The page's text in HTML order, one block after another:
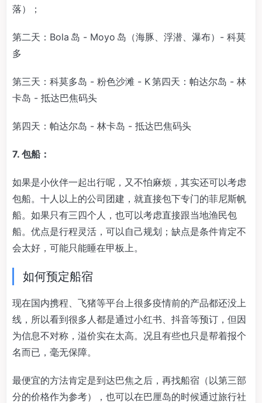
落）；
第二天：Bola 岛 - Moyo 岛（海豚、浮潜、瀑布）- 科莫
多
第三天：科莫多岛 - 粉色沙滩 - K 第四天：帕达尔岛 - 林
卡岛 - 抵达巴焦码头
第四天：帕达尔岛 - 林卡岛 - 抵达巴焦码头
7. 包船：
如果是小伙伴一起出行呢，又不怕麻烦，其实还可以考虑
包船。十人以上的公司团建，就直接包下专门的菲尼斯帆
船。如果只有三四个人，也可以考虑直接跟当地渔民包
船。优点是行程灵活，可以自己规划；缺点是条件肯定不
会太好，可能只能睡在甲板上。
如何预定船宿
现在国内携程、飞猪等平台上很多疫情前的产品都还没上
线，所以看到很多人都是通过小红书、抖音等预订，但因
为信息不对称，溢价实在太高。况且有些也只是帮着报个
名而已，毫无保障。
最便宜的方法肯定是到达巴焦之后，再找船宿（以第三部
分的价格作为参考），也可以在巴厘岛的时候通过旅行社